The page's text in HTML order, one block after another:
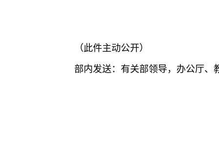
（此件主动公开）
部内发送：有关部领导，办公厅、